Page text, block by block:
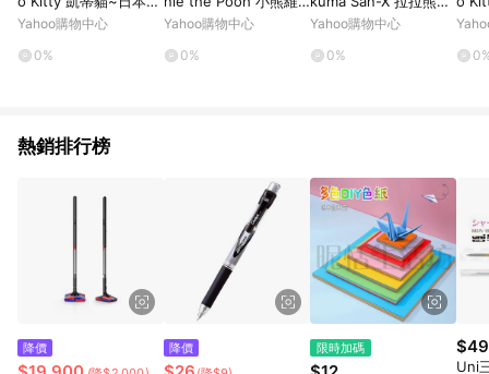
麗鷗 KITTY 水性筆/中
Yahoo購物中心
0%
尼~鉛筆-橘*95690
Yahoo購物中心
0%
懶熊~造型筆芯-妹妹2
Yahoo購物中心
0%
日本
熱銷排行榜
降價 降價 限時加碼 $49
Uni